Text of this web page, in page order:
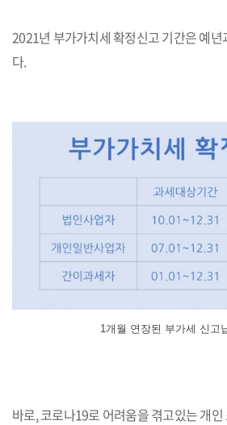
2021년 부가가치세 확정신고 기간은 예년
다.
1개월 연장된 부가세 신고
바로, 코로나19로 어려움을 겪고있는 개